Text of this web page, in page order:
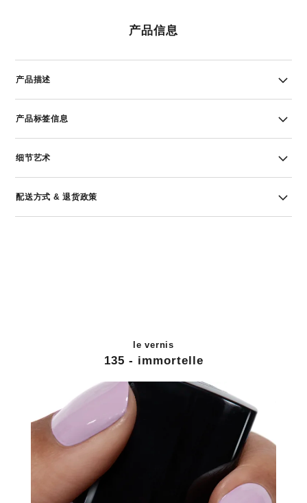
产品信息
产品描述
产品标签信息
细节艺术
配送方式 & 退货政策
le vernis
135 - immortelle